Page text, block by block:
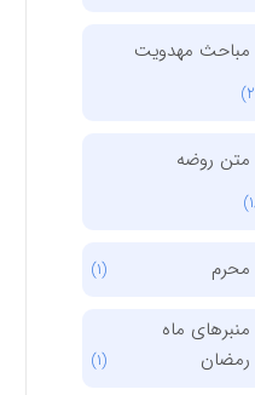
مباحث مهدویت
متن روضه
محرم
منبرهای ماه
رمضان